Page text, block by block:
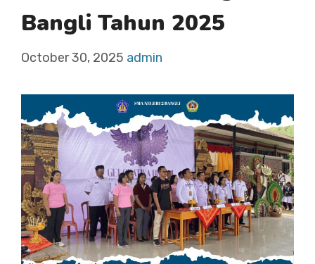
Bangli Tahun 2025
October 30, 2025 admin